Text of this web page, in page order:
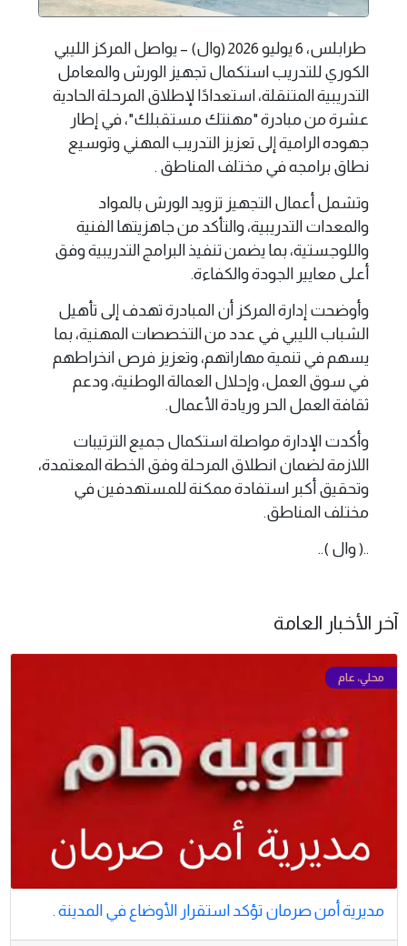
طرابلس، 6 يوليو 2026 (وال) – يواصل المركز الليبي
الكوري للتدريب استكمال تجهيز الورش والمعامل
التدريبية المتنقلة، استعدادًا لإطلاق المرحلة الحادية
عشرة من مبادرة "مهنتك مستقبلك"، في إطار
جهوده الرامية إلى تعزيز التدريب المهني وتوسيع
نطاق برامجه في مختلف المناطق .
وتشمل أعمال التجهيز تزويد الورش بالمواد
والمعدات التدريبية، والتأكد من جاهزيتها الفنية
واللوجستية، بما يضمن تنفيذ البرامج التدريبية وفق
أعلى معايير الجودة والكفاءة.
وأوضحت إدارة المركز أن المبادرة تهدف إلى تأهيل
الشباب الليبي في عدد من التخصصات المهنية، بما
يسهم في تنمية مهاراتهم، وتعزيز فرص انخراطهم
في سوق العمل، وإحلال العمالة الوطنية، ودعم
ثقافة العمل الحر وريادة الأعمال.
وأكدت الإدارة مواصلة استكمال جميع الترتيبات
اللازمة لضمان انطلاق المرحلة وفق الخطة المعتمدة،
وتحقيق أكبر استفادة ممكنة للمستهدفين في
مختلف المناطق.
..( وال )..
آخر الأخبار العامة
مديرية أمن صرمان تؤكد استقرار الأوضاع في المدينة .